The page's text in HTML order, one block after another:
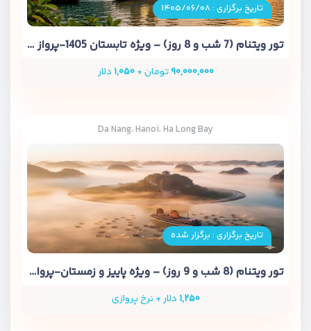
تاریخ برگزاری : ۱۴۰۵/۰۶/۰۸
تور ویتنام (7 شب و 8 روز) – ویژه تابستان 1405-پرواز ماهان
۹۰,۰۰۰,۰۰۰تومان +۱,۰۵۰ دلار
Da Nang، Hanoi، Ha Long Bay
تاریخ برگزاری : برگزار شده
تور ویتنام (8 شب و 9 روز) – ویژه پاییز و زمستان-پرواز معراج
۱,۲۵۰ دلار + نرخ پروازی